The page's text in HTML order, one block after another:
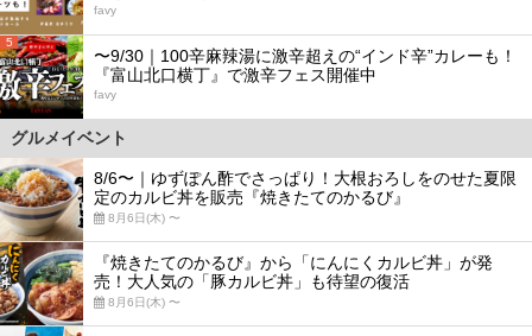
favy
5
〜9/30｜100辛麻辣湯に激辛超えの“インド辛”カレーも！
『富山北口横丁』で激辛フェス開催中
favy
グルメイベント
8/6〜｜ゆずぽん酢でさっぱり！大根おろしをのせた夏限
定のカルビ丼を販売『焼きたてのかるび』
8月6日(木) 〜
『焼きたてのかるび』から「にんにくカルビ丼」が発
売！大人気の「豚カルビ丼」も待望の復活
8月6日(木) 〜